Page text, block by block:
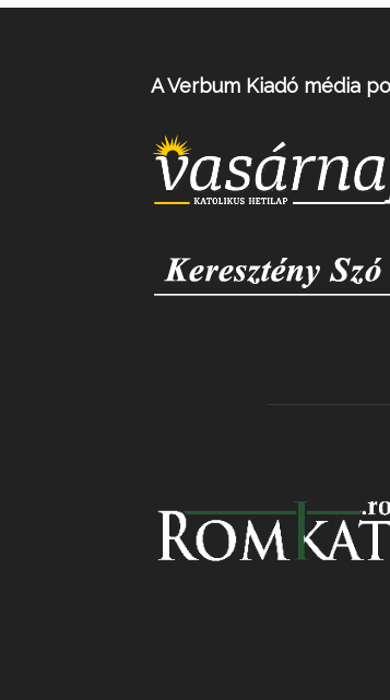
A Verbum Kiadó média